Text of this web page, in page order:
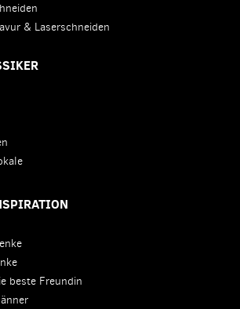
& Laserschneiden
beste Freundin